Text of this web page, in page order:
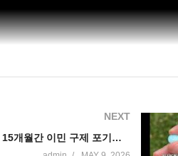
NEXT
트럼프 15개월간 이민 구제 포기하고 자진 출국 급증 ‘8만 명 이상 전년보다 7배’